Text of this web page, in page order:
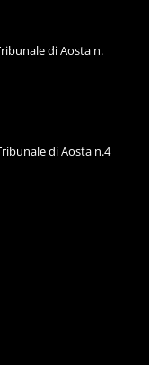
di Aosta n.
di Aosta n.4